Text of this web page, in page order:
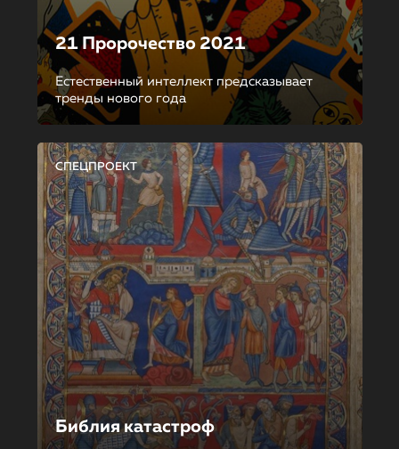
21 Пророчество 2021
Естественный интеллект предсказывает
тренды нового года
СПЕЦПРОЕКТ
Библия катастроф